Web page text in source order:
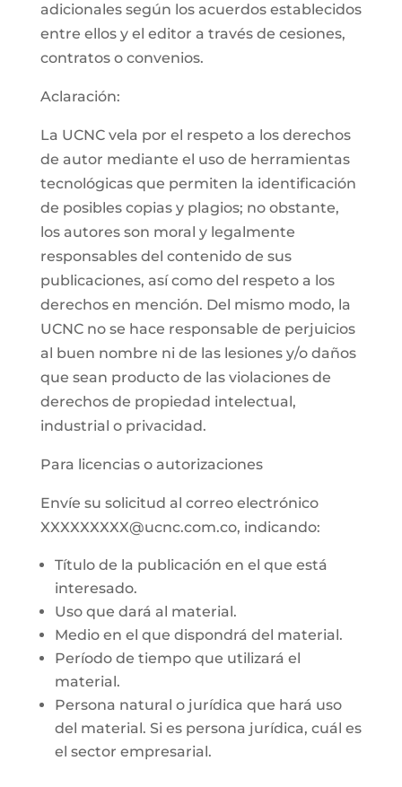
adicionales según los acuerdos establecidos
entre ellos y el editor a través de cesiones,
contratos o convenios.
Aclaración:
La UCNC vela por el respeto a los derechos
de autor mediante el uso de herramientas
tecnológicas que permiten la identificación
de posibles copias y plagios; no obstante,
los autores son moral y legalmente
responsables del contenido de sus
publicaciones, así como del respeto a los
derechos en mención. Del mismo modo, la
UCNC no se hace responsable de perjuicios
al buen nombre ni de las lesiones y/o daños
que sean producto de las violaciones de
derechos de propiedad intelectual,
industrial o privacidad.
Para licencias o autorizaciones
Envíe su solicitud al correo electrónico
XXXXXXXXX@ucnc.com.co, indicando:
Título de la publicación en el que está
interesado.
Uso que dará al material.
Medio en el que dispondrá del material.
Período de tiempo que utilizará el
material.
Persona natural o jurídica que hará uso
del material. Si es persona jurídica, cuál es
el sector empresarial.